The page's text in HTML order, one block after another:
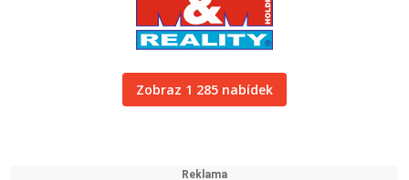
Zobraz 1 285 nabídek